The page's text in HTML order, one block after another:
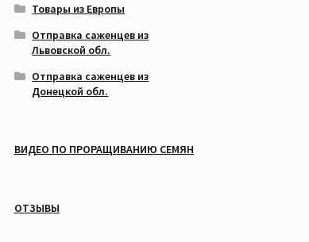
Товары из Европы
Отправка саженцев из
Львовской обл.
Отправка саженцев из
Донецкой обл.
ВИДЕО ПО ПРОРАЩИВАНИЮ СЕМЯН
ОТЗЫВЫ